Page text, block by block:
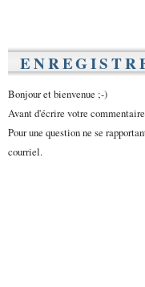
Bonjour et bienvenue ;-)
Avant d'écrire votre
Pour une question ne se
courriel.